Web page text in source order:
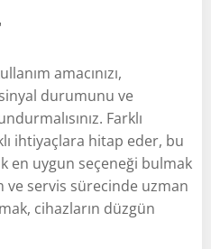
amacınızı,
durumunu ve
Farklı
ihtiyaçlara hitap eder, bu
en uygun seçeneği bulmak
ve servis sürecinde uzman
cihazların düzgün